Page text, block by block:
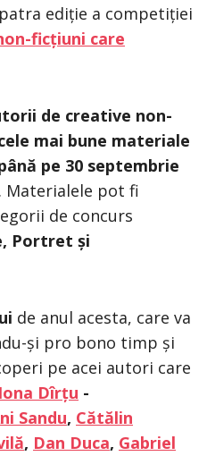
ediție a competiției
ficțiuni care
de creative non-
mai bune materiale
pe 30 septembrie
Materialele pot fi
de concurs
Portret și
de anul acesta, care va
și pro bono timp și
pe acei autori care
Dîrțu -
Sandu, Cătălin
, Dan Duca, Gabriel